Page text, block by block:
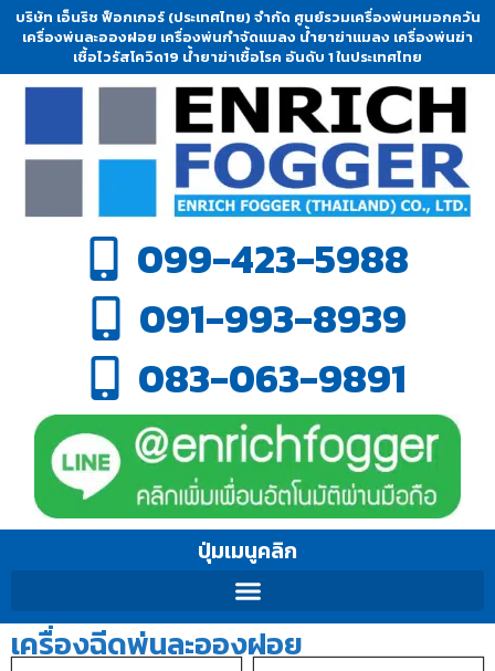
บริษัท เอ็นริช ฟ็อกเกอร์ (ประเทศไทย) จำกัด ศูนย์รวมเครื่องพ่นหมอกควัน
เครื่องพ่นละอองฝอย เครื่องพ่นกำจัดแมลง น้ำยาฆ่าแมลง เครื่องพ่นฆ่า
เชื้อไวรัสโควิด19 น้ำยาฆ่าเชื้อโรค อันดับ 1 ในประเทศไทย
099-423-5988
091-993-8939
083-063-9891
ปุ่มเมนูคลิก
เครื่องฉีดพ่นละอองฝอย